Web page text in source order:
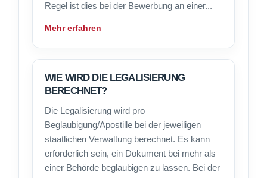
Regel ist dies bei der Bewerbung an einer...
Mehr erfahren
WIE WIRD DIE LEGALISIERUNG
BERECHNET?
Die Legalisierung wird pro
Beglaubigung/Apostille bei der jeweiligen
staatlichen Verwaltung berechnet. Es kann
erforderlich sein, ein Dokument bei mehr als
einer Behörde beglaubigen zu lassen. Bei der